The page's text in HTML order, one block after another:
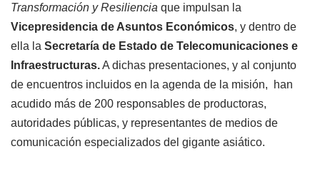
Transformación y Resiliencia que impulsan la
Vicepresidencia de Asuntos Económicos, y dentro de
ella la Secretaría de Estado de Telecomunicaciones e
Infraestructuras.A dichas presentaciones, y al conjunto
de encuentros incluidos en la agenda de la misión, han
acudido más de 200 responsables de productoras,
autoridades públicas, y representantes de medios de
comunicación especializados del gigante asiático.